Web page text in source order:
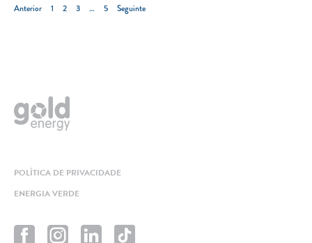
Anterior 1 2 3 … 5 Seguinte
POLÍTICA DE PRIVACIDADE
ENERGIA VERDE